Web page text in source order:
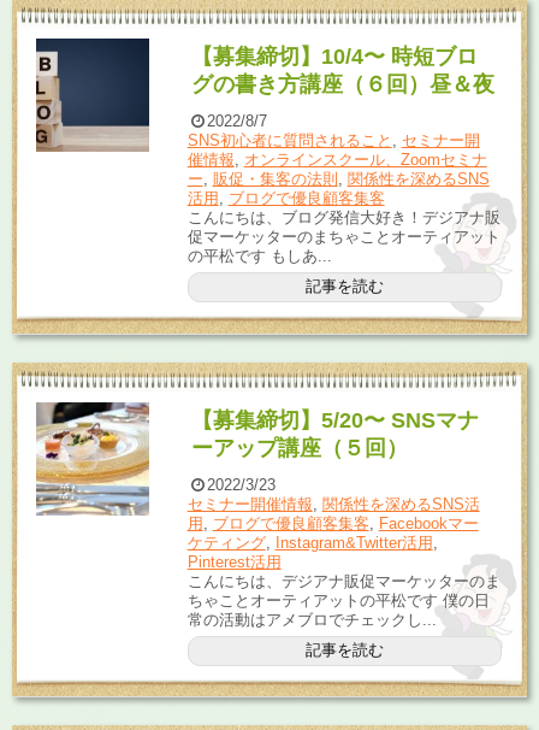
【募集締切】10/4〜 時短ブロ
グの書き方講座（６回）昼＆夜
2022/8/7
SNS初心者に質問されること
セミナー開
催情報
オンラインスクール、Zoomセミナ
ー
販促・集客の法則
関係性を深めるSNS
活用
ブログで優良顧客集客
こんにちは、ブログ発信大好き！デジアナ販
促マーケッターのまちゃことオーティアット
の平松です もしあ...
記事を読む
【募集締切】5/20〜 SNSマナ
ーアップ講座（５回）
2022/3/23
セミナー開催情報 関係性を深めるSNS活
用
ブログで優良顧客集客
Facebookマー
ケティング, Instagram&Twitter活用
Pinterest活用
こんにちは、デジアナ販促マーケッターのま
ちゃことオーティアットの平松です 僕の日
常の活動はアメブロでチェックし...
記事を読む